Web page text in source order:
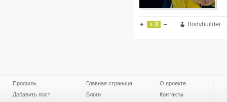
+ 3 Bodybuilder
Профиль
Добавить пост
Главная страница
Блоги
О проекте
Контакты